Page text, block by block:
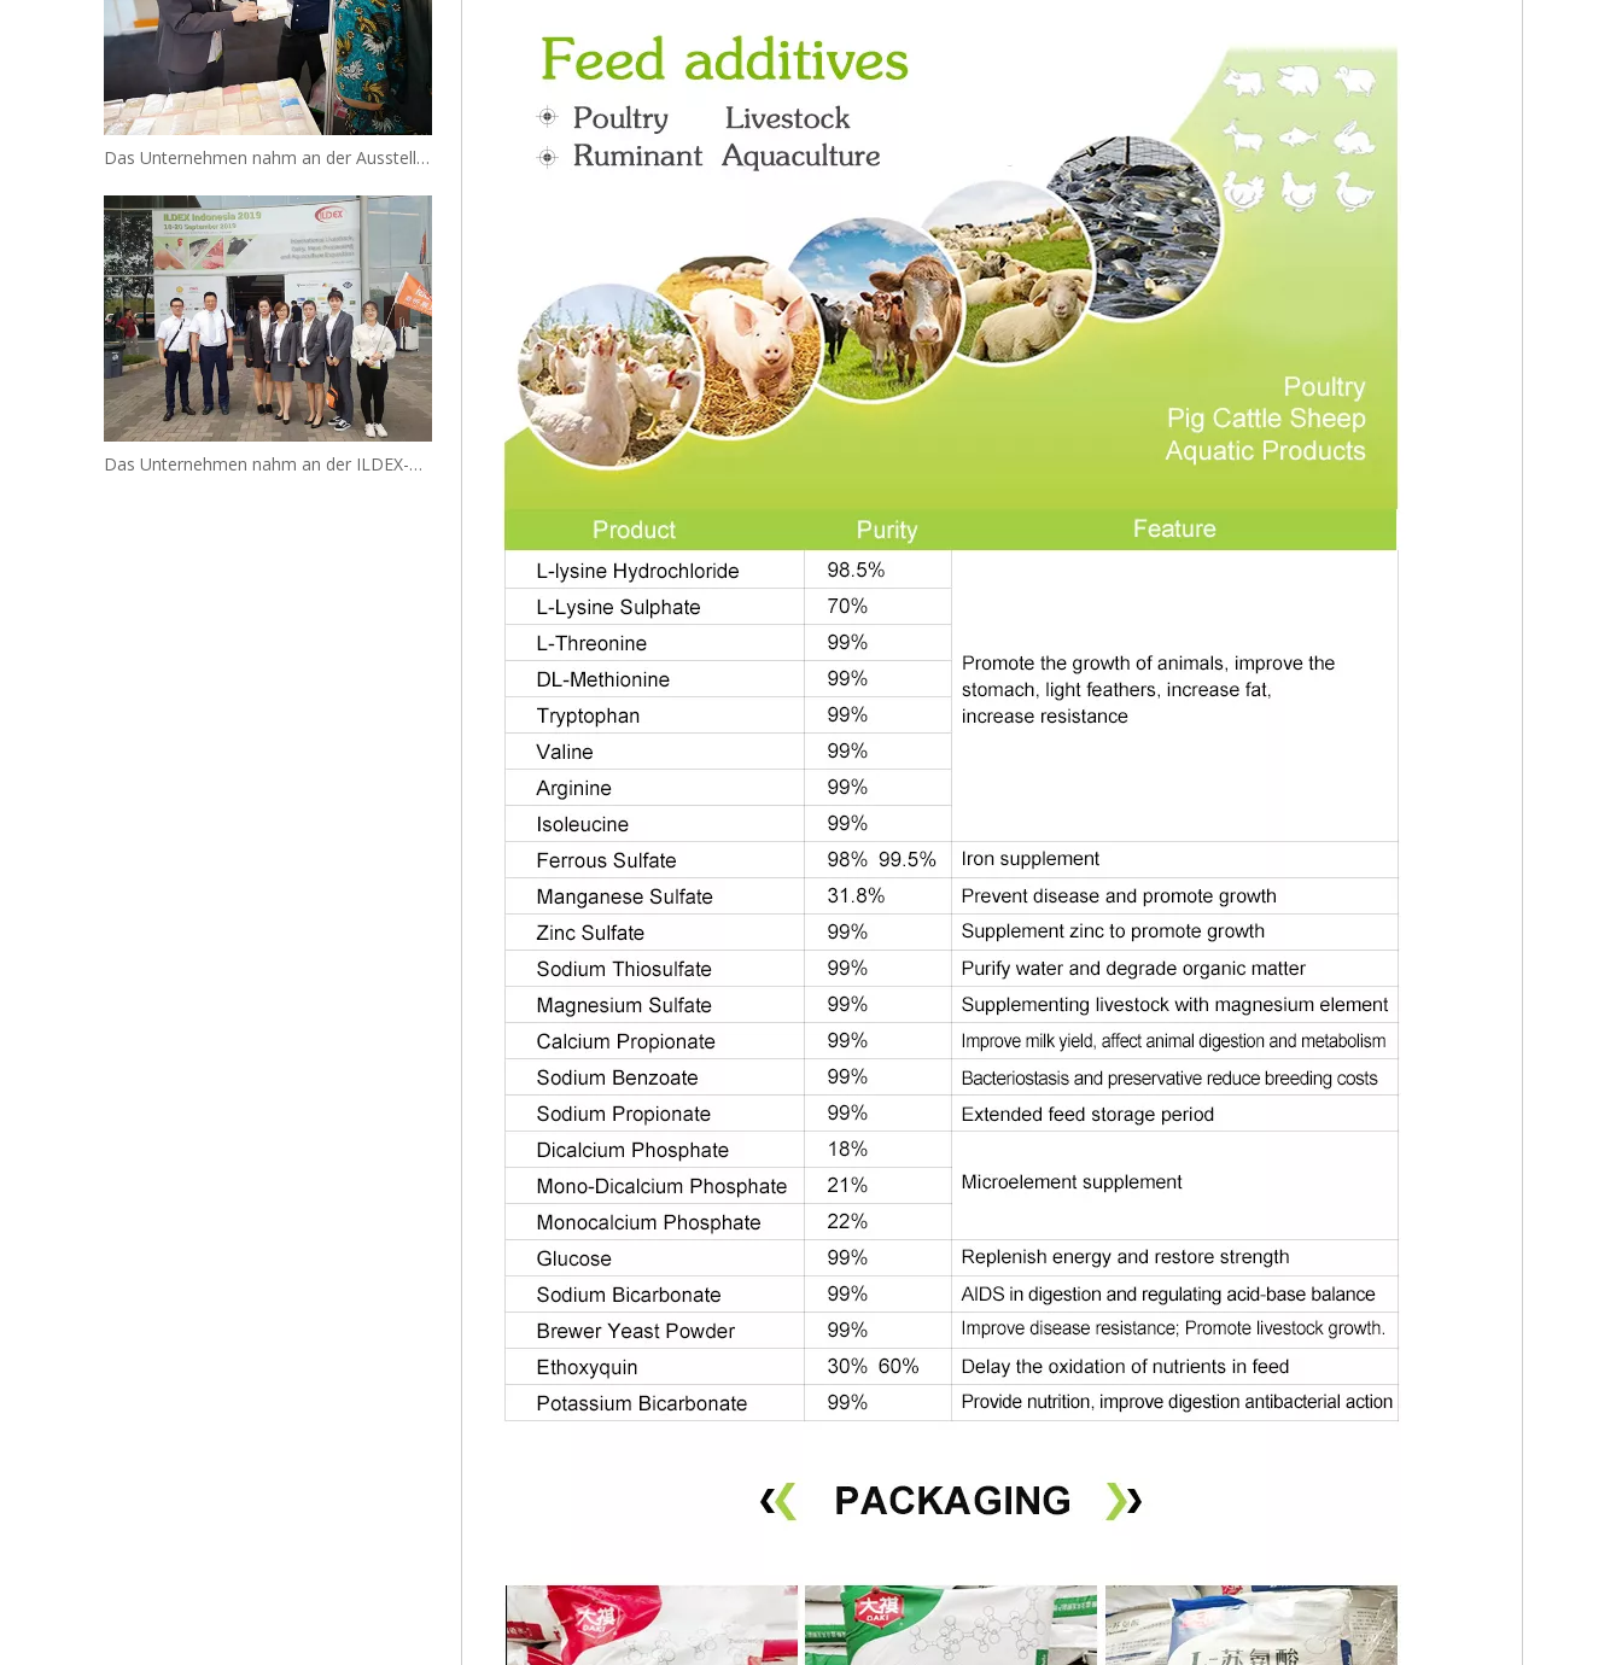
Das Unternehmen nahm an der Ausstellung teil
Das Unternehmen nahm an der ILDEX-Ausstellung teil